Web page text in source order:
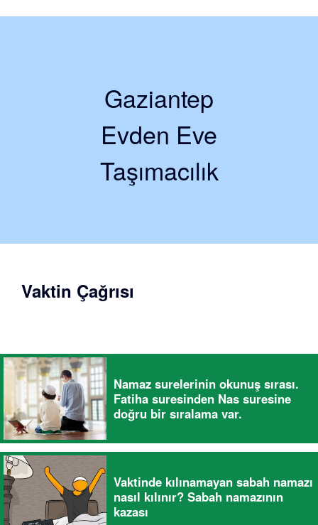
Gaziantep
Evden Eve
Taşımacılık
Vaktin Çağrısı
Namaz surelerinin okunuş sırası.
Fatiha suresinden Nas suresine
doğru bir sıralama var.
Vaktinde kılınamayan sabah namazı
nasıl kılınır? Sabah namazının
kazası